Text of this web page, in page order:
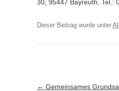
30, 95447 Bayreuth, Tel.:
Dieser Beitrag wurde unter
Artikel-Navigation
← Gemeinsames